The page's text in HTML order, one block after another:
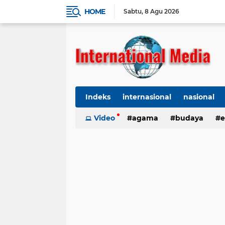
HOME Sabtu 8 Agu 2026
Indeks internasional nasional
Ekbis TNI-Polri Organisasi
Video agama budaya